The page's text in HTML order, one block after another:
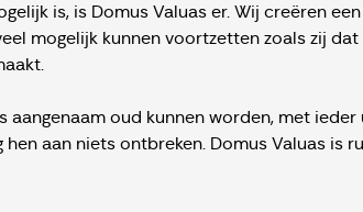
is, is Domus Valuas er. Wij creëren
mogelijk kunnen voortzetten zoals zij dat
oud kunnen worden, met ieder
aan niets ontbreken. Domus Valuas is